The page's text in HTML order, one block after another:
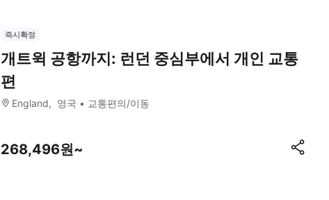
즉시확정
개트윅 공항까지: 런던 중심부에서 개인 교통
편
England 영국 교통편의/이동
268,496원~